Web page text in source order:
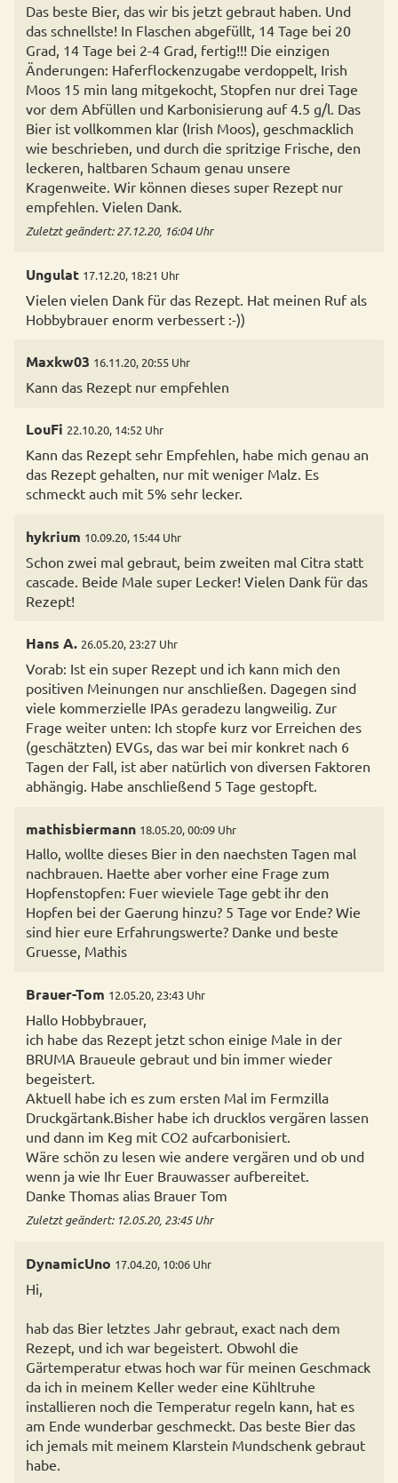
Das beste Bier, das wir bis jetzt gebraut haben. Und
das schnellste! In Flaschen abgefüllt, 14 Tage bei 20
Grad, 14 Tage bei 2-4 Grad, fertig!!! Die einzigen
Änderungen: Haferflockenzugabe verdoppelt, Irish
Moos 15 min lang mitgekocht, Stopfen nur drei Tage
vor dem Abfüllen und Karbonisierung auf 4.5 g/l. Das
Bier ist vollkommen klar (Irish Moos), geschmacklich
wie beschrieben, und durch die spritzige Frische, den
leckeren, haltbaren Schaum genau unsere
Kragenweite. Wir können dieses super Rezept nur
empfehlen. Vielen Dank.
Zuletzt geändert: 27.12.20, 16:04 Uhr
Ungulat 17.12.20, 18:21 Uhr
Vielen vielen Dank für das Rezept. Hat meinen Ruf als
Hobbybrauer enorm verbessert :-))
Maxkw03 16.11.20, 20:55 Uhr
Kann das Rezept nur empfehlen
LouFi 22.10.20, 14:52 Uhr
Kann das Rezept sehr Empfehlen, habe mich genau an
das Rezept gehalten, nur mit weniger Malz. Es
schmeckt auch mit 5% sehr lecker.
hykrium 10.09.20, 15:44 Uhr
Schon zwei mal gebraut, beim zweiten mal Citra statt
cascade. Beide Male super Lecker! Vielen Dank für das
Rezept!
Hans A. 26.05.20, 23:27 Uhr
Vorab: Ist ein super Rezept und ich kann mich den
positiven Meinungen nur anschließen. Dagegen sind
viele kommerzielle IPAs geradezu langweilig. Zur
Frage weiter unten: Ich stopfe kurz vor Erreichen des
(geschätzten) EVGs, das war bei mir konkret nach 6
Tagen der Fall, ist aber natürlich von diversen Faktoren
abhängig. Habe anschließend 5 Tage gestopft.
mathisbiermann 18.05.20, 00:09 Uhr
Hallo, wollte dieses Bier in den naechsten Tagen mal
nachbrauen. Haette aber vorher eine Frage zum
Hopfenstopfen: Fuer wieviele Tage gebt ihr den
Hopfen bei der Gaerung hinzu? 5 Tage vor Ende? Wie
sind hier eure Erfahrungswerte? Danke und beste
Gruesse, Mathis
Brauer-Tom 12.05.20, 23:43 Uhr
Hallo Hobbybrauer,
ich habe das Rezept jetzt schon einige Male in der
BRUMA Braueule gebraut und bin immer wieder
begeistert.
Aktuell habe ich es zum ersten Mal im Fermzilla
Druckgärtank.Bisher habe ich drucklos vergären lassen
und dann im Keg mit CO2 aufcarbonisiert.
Wäre schön zu lesen wie andere vergären und ob und
wenn ja wie Ihr Euer Brauwasser aufbereitet.
Danke Thomas alias Brauer Tom
Zuletzt geändert: 12.05.20, 23:45 Uhr
DynamicUno 17.04.20, 10:06 Uhr
Hi,
hab das Bier letztes Jahr gebraut, exact nach dem
Rezept, und ich war begeistert. Obwohl die
Gärtemperatur etwas hoch war für meinen Geschmack
da ich in meinem Keller weder eine Kühltruhe
installieren noch die Temperatur regeln kann, hat es
am Ende wunderbar geschmeckt. Das beste Bier das
ich jemals mit meinem Klarstein Mundschenk gebraut
habe.